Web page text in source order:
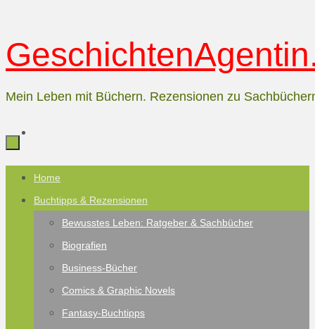
Inhalt
Mein Leben mit Büchern. Rezensionen zu
Zum
Inhalt
springen
Home
Buchtipps & Rezensionen
Bewusstes Leben: Ratgeber & Sachbücher
Biografien
Business-Bücher
Comics & Graphic Novels
Fantasy-Buchtipps